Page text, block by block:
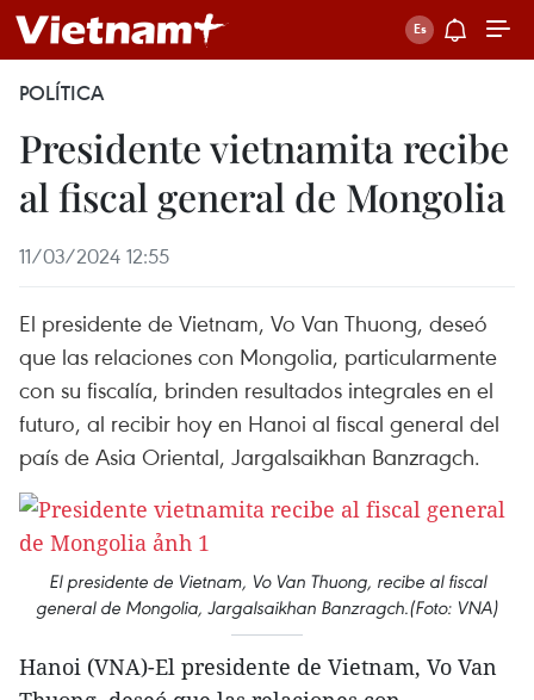
POLÍTICA
Presidente vietnamita recibe
al fiscal general de Mongolia
11/03/2024 12:55
El presidente de Vietnam, Vo Van Thuong, deseó
que las relaciones con Mongolia, particularmente
con su fiscalía, brinden resultados integrales en el
futuro, al recibir hoy en Hanoi al fiscal general del
país de Asia Oriental, Jargalsaikhan Banzragch.
El presidente de Vietnam, Vo Van Thuong, recibe al fiscal
general de Mongolia, Jargalsaikhan Banzragch.(Foto: VNA)
Hanoi (VNA)-El presidente de Vietnam, Vo Van